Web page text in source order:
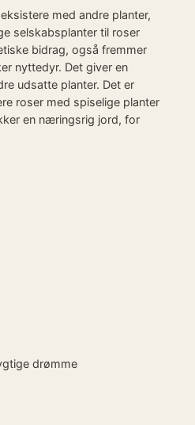
med andre planter,
selskabsplanter til roser
bidrag, også fremmer
nyttedyr. Det giver en
udsatte planter. Det er
roser med spiselige planter
en næringsrig jord, for
drømme